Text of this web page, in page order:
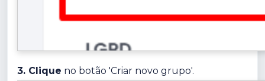
3. Clique no botão 'Criar novo grupo'.